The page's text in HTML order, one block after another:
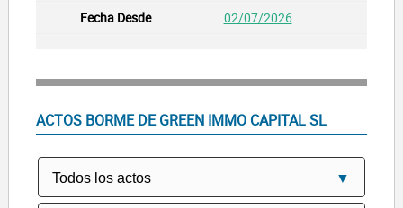
02/07/2026
ACTOS BORME DE GREEN IMMO CAPITAL SL